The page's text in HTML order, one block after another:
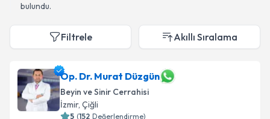
bulundu.
Filtrele Akıllı Sıralama
Op. Dr. Murat Düzgün
Beyin ve Sinir Cerrahisi
İzmir, Çiğli
5 (152 Değerlendirme)